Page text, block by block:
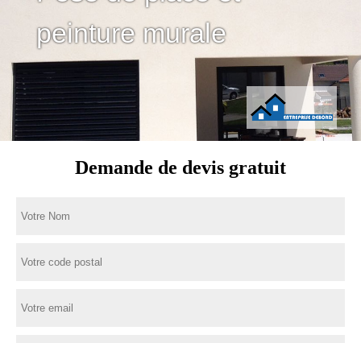
peinture murale
Demande de devis gratuit